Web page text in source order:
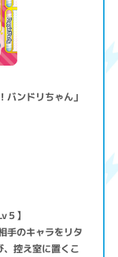
バンドリちゃん」
５】
手のキャラをリタ
控え室に置くこ